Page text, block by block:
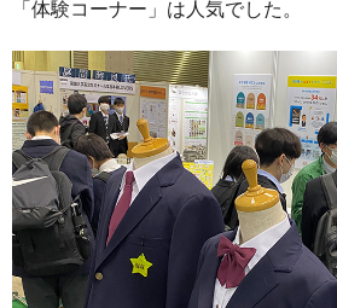
「体験コーナー」は人気でした。